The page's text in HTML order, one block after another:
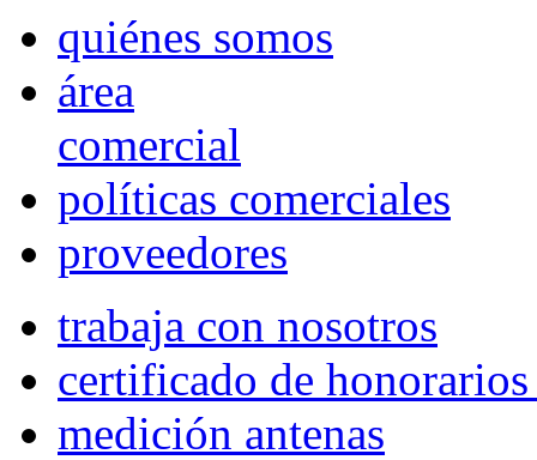
quiénes somos
área
comercial
políticas comerciales
proveedores
trabaja con nosotros
certificado de
medición antenas